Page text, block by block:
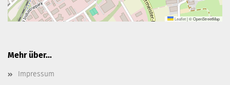
Leaflet|© OpenStreetMap
Mehr über...
Impressum